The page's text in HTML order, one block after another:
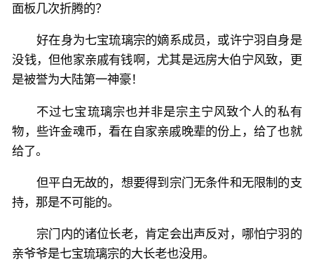
面板几次折腾的？
好在身为七宝琉璃宗的嫡系成员，或许宁羽自身是
没钱，但他家亲戚有钱啊，尤其是远房大伯宁风致，更
是被誉为大陆第一神豪！
不过七宝琉璃宗也并非是宗主宁风致个人的私有
物，些许金魂币，看在自家亲戚晚辈的份上，给了也就
给了。
但平白无故的，想要得到宗门无条件和无限制的支
持，那是不可能的。
宗门内的诸位长老，肯定会出声反对，哪怕宁羽的
亲爷爷是七宝琉璃宗的大长老也没用。